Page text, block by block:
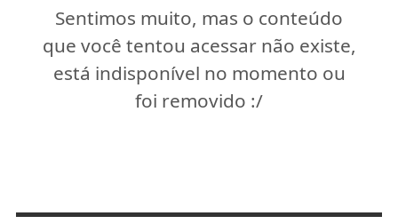
Sentimos muito, mas o conteúdo
que você tentou acessar não existe,
está indisponível no momento ou
foi removido :/